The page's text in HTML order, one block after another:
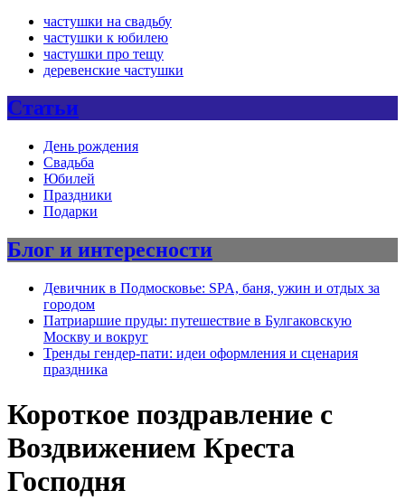
частушки на свадьбу
частушки к юбилею
частушки про тещу
деревенские частушки
Статьи
День рождения
Свадьба
Юбилей
Праздники
Подарки
Блог и интересности
Девичник в Подмосковье: SPA, баня, ужин и отдых за
городом
Патриаршие пруды: путешествие в Булгаковскую
Москву и вокруг
Тренды гендер-пати: идеи оформления и сценария
праздника
Короткое поздравление с
Воздвижением Креста
Господня